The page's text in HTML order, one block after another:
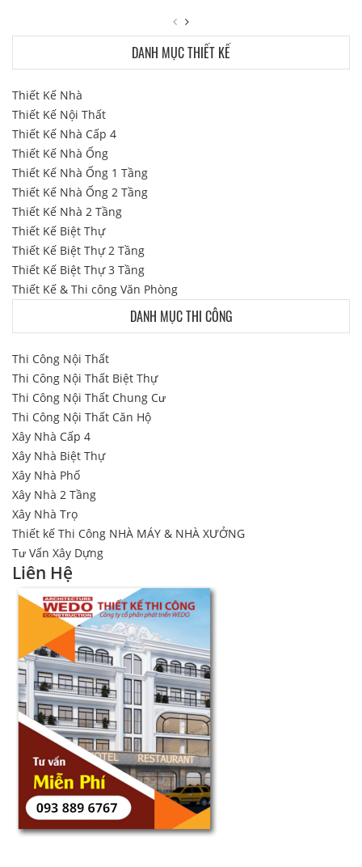
DANH MỤC THIẾT KẾ
Thiết Kế Nhà
Thiết Kế Nội Thất
Thiết Kế Nhà Cấp 4
Thiết Kế Nhà Ống
Thiết Kế Nhà Ống 1 Tầng
Thiết Kế Nhà Ống 2 Tầng
Thiết Kế Nhà 2 Tầng
Thiết Kế Biệt Thự
Thiết Kế Biệt Thự 2 Tầng
Thiết Kế Biệt Thự 3 Tầng
Thiết Kế & Thi công Văn Phòng
DANH MỤC THI CÔNG
Thi Công Nội Thất
Thi Công Nội Thất Biệt Thự
Thi Công Nội Thất Chung Cư
Thi Công Nội Thất Căn Hộ
Xây Nhà Cấp 4
Xây Nhà Biệt Thự
Xây Nhà Phố
Xây Nhà 2 Tầng
Xây Nhà Trọ
Thiết kế Thi Công NHÀ MÁY & NHÀ XƯỞNG
Tư Vấn Xây Dựng
Liên Hệ